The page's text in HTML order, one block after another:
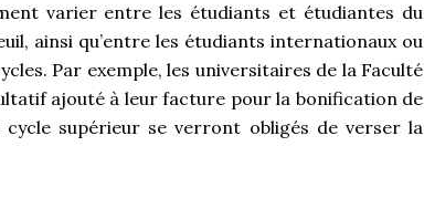
varier entre les étudiants et étudiantes du
ainsi qu’entre les étudiants internationaux ou
Par exemple, les universitaires de la Faculté
ajouté à leur facture pour la bonification de
supérieur se verront obligés de verser la